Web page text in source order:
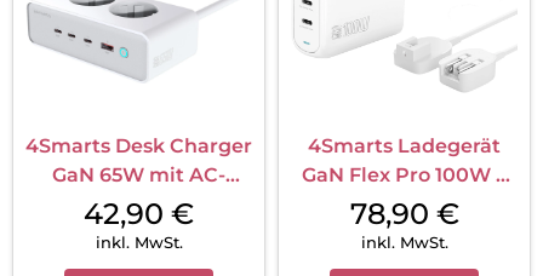
4Smarts Desk Charger
GaN 65W mit AC-
Steckdosen Weiß
42,90 €
inkl. MwSt.
4Smarts Ladegerät
GaN Flex Pro 100W 3
USB-C + 1 USB-A Travel
Edition Weiß
78,90 €
inkl. MwSt.